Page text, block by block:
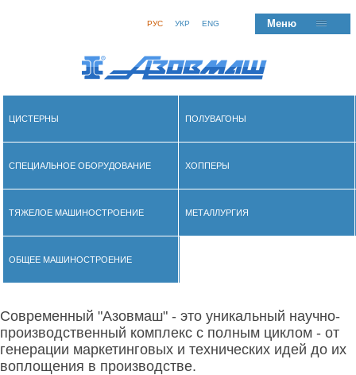
РУС УКР ENG Меню
ЦИСТЕРНЫ ПОЛУВАГОНЫ
СПЕЦИАЛЬНОЕ ОБОРУДОВАНИЕ ХОППЕРЫ
ТЯЖЕЛОЕ МАШИНОСТРОЕНИЕ МЕТАЛЛУРГИЯ
ОБЩЕЕ МАШИНОСТРОЕНИЕ
Современный "Азовмаш" - это уникальный научно-
производственный комплекс с полным циклом - от
генерации маркетинговых и технических идей до их
воплощения в производстве.